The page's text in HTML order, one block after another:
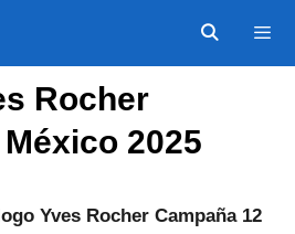
Rocher
2025
Yves Rocher Campaña 12